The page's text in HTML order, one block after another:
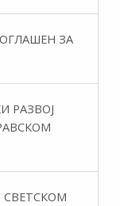
ЗА
РАЗВОЈ